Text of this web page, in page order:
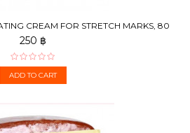
CREAM FOR STRETCH MARKS, 80
G
250 ฿
ADD TO CART